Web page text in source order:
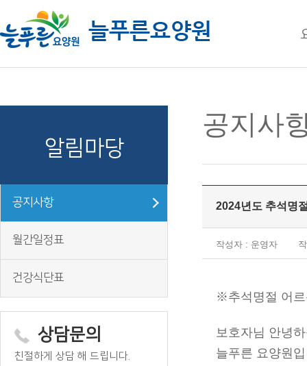
알림마당
공지사항
월간일정표
건강식단표
상담문의
친절하게 상담 해 드립니다.
공지사
2024년도 추석명
작성자 : 운영자
※추석명절 어
보호자님 안녕
늘푸른 요양원